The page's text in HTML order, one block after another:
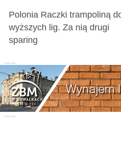
Polonia Raczki trampoliną
wyższych lig. Za nią drugi
sparing